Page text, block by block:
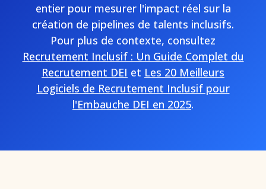
entier pour mesurer l'impact réel sur la
création de pipelines de talents inclusifs.
Pour plus de contexte, consultez
Recrutement Inclusif : Un Guide Complet du
Recrutement DEI et Les 20 Meilleurs
Logiciels de Recrutement Inclusif pour
l'Embauche DEI en 2025.